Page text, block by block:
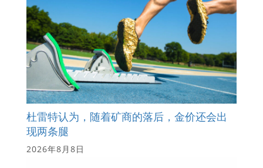
杜雷特认为，随着矿商的落后，金价还会出
现两条腿
2026年8月8日